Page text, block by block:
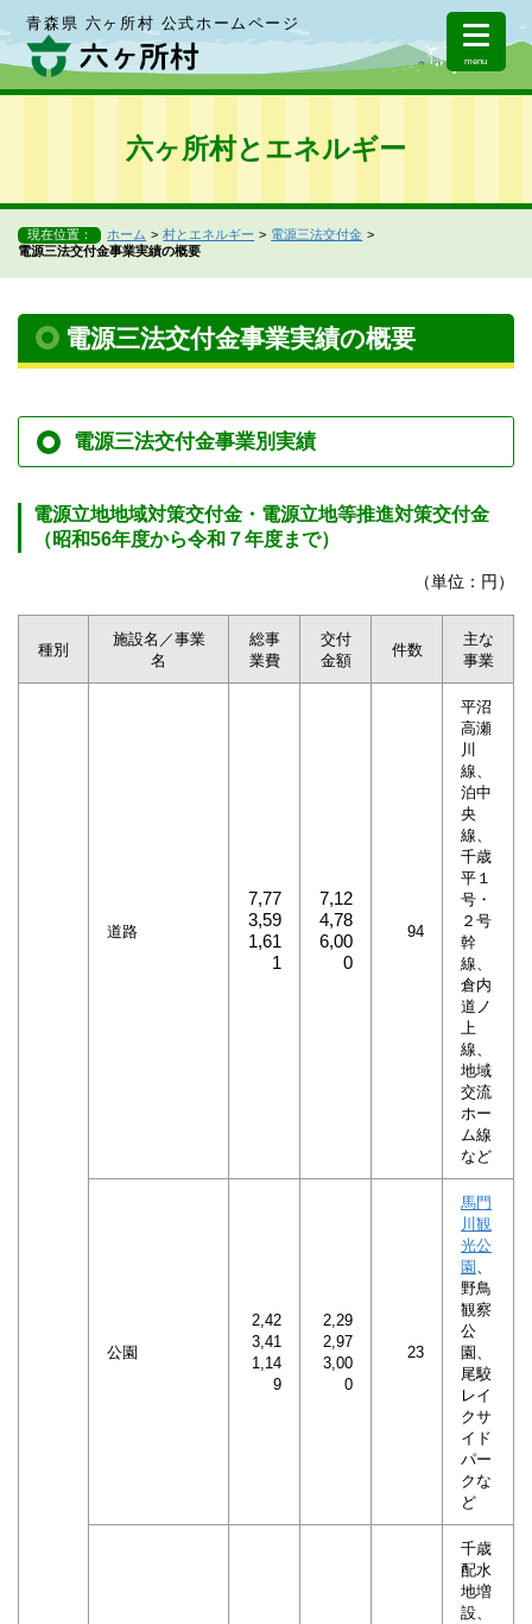
青森県 六ヶ所村 公式ホームページ
menu
六ヶ所村とエネルギー
現在位置： ホーム 村とエネルギー
電源三法交付金
電源三法交付金事業実績の概要
電源三法交付金事業実績の概要
電源三法交付金事業別実績
電源立地地域対策交付金・電源立地等推進対策交付金
（昭和56年度から令和７年度まで）
（単位：円）
種別
施設名／事業
名
総事
業費
交付
金額
件数
主な
事業
道路
7,77
3,59
1,61
1
7,12
4,78
6,00
0
94
平沼
高瀬
川
線、
泊中
央
線、
千歳
平１
号・
２号
幹
線、
倉内
道ノ
上
線、
地域
交流
ホー
ム線
など
公園
2,42
3,41
1,14
9
2,29
2,97
3,00
0
23
馬門
川観
光公
園 、
野鳥
観察
公
園、
尾駮
レイ
クサ
イド
パー
クな
ど
千歳
配水
地増
設、